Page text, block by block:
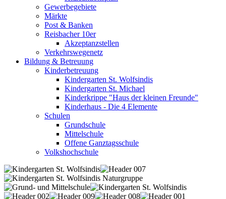
Gewerbegebiete
Märkte
Post & Banken
Reisbacher 10er
Akzeptanzstellen
Verkehrswegenetz
Bildung & Betreuung
Kinderbetreuung
Kindergarten St. Wolfsindis
Kindergarten St. Michael
Kinderkrippe "Haus der kleinen Freunde"
Kinderhaus - Die 4 Elemente
Schulen
Grundschule
Mittelschule
Offene Ganztagsschule
Volkshochschule